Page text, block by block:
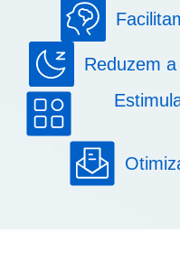
Reduzem